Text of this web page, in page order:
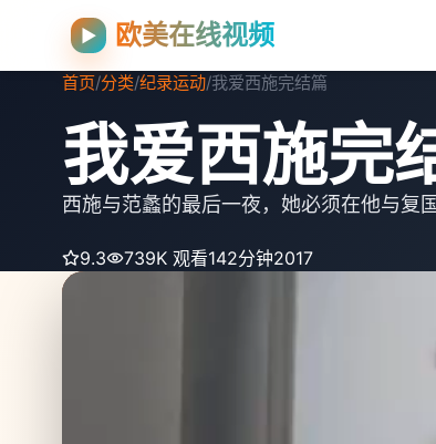
▶ 欧美在线视频
首页/分类/纪录运动/我爱西施完结篇
我爱西施完
西施与范蠡的最后一夜，她必须在他与复
9.3 739K 观看142分钟2017